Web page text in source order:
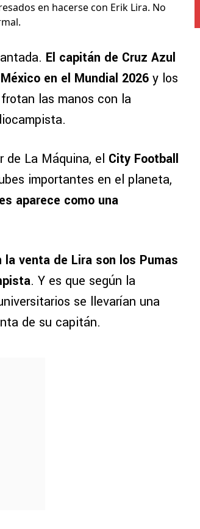
en hacerse con Erik Lira. No
El capitán de Cruz Azul
en el Mundial 2026 y los
las manos con la
de La Máquina, el City Football
importantes en el planeta,
aparece como una
venta de Lira son los Pumas
. Y es que según la
se llevarían una
de su capitán.